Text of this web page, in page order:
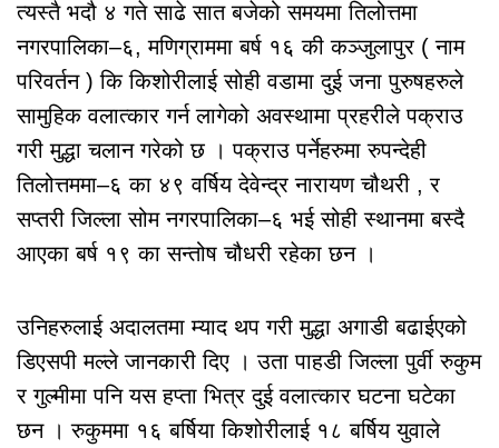
त्यस्तै भदौ ४ गते साढे सात बजेको समयमा तिलोत्तमा
नगरपालिका–६, मणिग्राममा बर्ष १६ की कञ्जुलापुर ( नाम
परिवर्तन ) कि किशोरीलाई सोही वडामा दुई जना पुरुषहरुले
सामुहिक वलात्कार गर्न लागेको अवस्थामा प्रहरीले पक्राउ
गरी मुद्धा चलान गरेको छ । पक्राउ पर्नेहरुमा रुपन्देही
तिलोत्तममा–६ का ४९ वर्षिय देवेन्द्र नारायण चौथरी , र
सप्तरी जिल्ला सोम नगरपालिका–६ भई सोही स्थानमा बस्दै
आएका बर्ष १९ का सन्तोष चौधरी रहेका छन ।
उनिहरुलाई अदालतमा म्याद थप गरी मुद्धा अगाडी बढाईएको
डिएसपी मल्ले जानकारी दिए । उता पाहडी जिल्ला पुर्वी रुकुम
र गुल्मीमा पनि यस हप्ता भित्र दुई वलात्कार घटना घटेका
छन । रुकुममा १६ बर्षिया किशोरीलाई १८ बर्षिय युवाले